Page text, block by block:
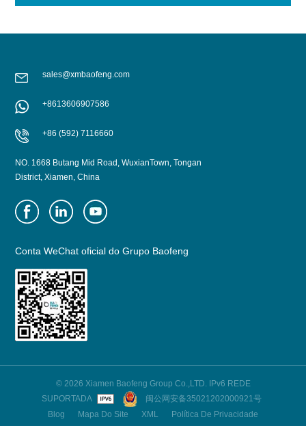
sales@xmbaofeng.com
+8613606907586
+86 (592) 7116660
NO. 1668 Butang Mid Road, WuxianTown, Tongan
District, Xiamen, China
Conta WeChat oficial do Grupo Baofeng
© 2026 Xiamen Baofeng Group Co.,LTD. IPv6 REDE
SUPORTADA
闽公网安备35021202000921号
Blog
Mapa Do Site XML Política De Privacidade